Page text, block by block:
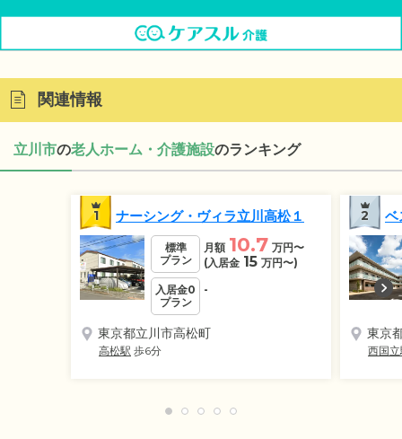
関連情報
立川市の老人ホーム・介護施設のランキング
1 ナーシング・ヴィラ立川高松１
標準
プラン
月額 10.7 万円〜
(入居金 15 万円〜)
入居金0
プラン
-
東京都立川市高松町
高松駅 歩6分
2 ベ
東京
西国